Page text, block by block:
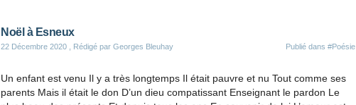
Noël à Esneux
22 Décembre 2020 , Rédigé par Georges Bleuhay Publié dans #Poésie
Un enfant est venu Il y a très longtemps Il était pauvre et nu Tout comme ses
parents Mais il était le don D’un dieu compatissant Enseignant le pardon Le